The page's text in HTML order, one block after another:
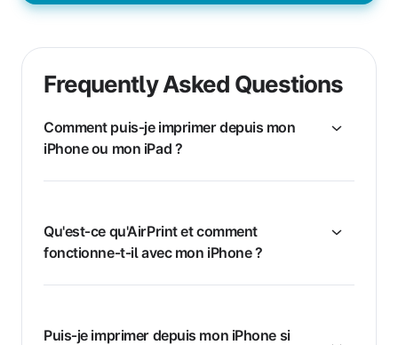
Frequently Asked Questions
Comment puis‑je imprimer depuis mon
iPhone ou mon iPad ?
Qu'est‑ce qu'AirPrint et comment
fonctionne‑t‑il avec mon iPhone ?
Puis‑je imprimer depuis mon iPhone si